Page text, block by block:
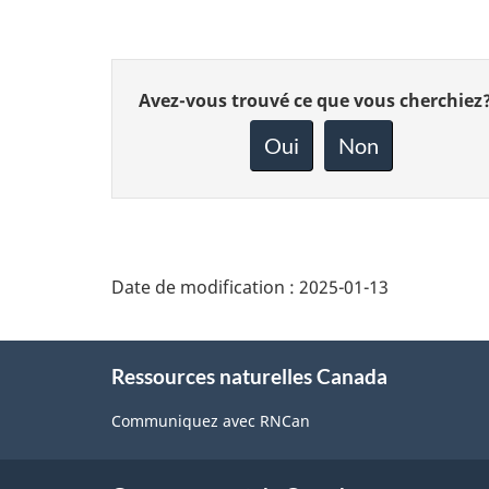
Donnez
Avez-vous trouvé ce que vous
Oui Non
Date de modification : 2025-01-13
Ressources naturelles Canada
Communiquez avec RNCan